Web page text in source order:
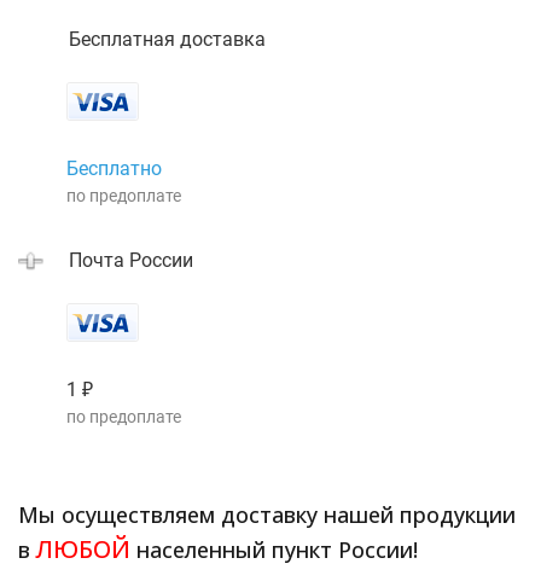
Бесплатная доставка
Бесплатно
по предоплате
Почта России
1 ₽
по предоплате
Мы осуществляем доставку нашей продукции
в ЛЮБОЙ населенный пункт России!